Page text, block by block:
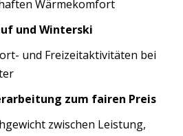
Wärmekomfort
und Winterski
und Freizeitaktivitäten bei
zum fairen Preis
zwischen Leistung,